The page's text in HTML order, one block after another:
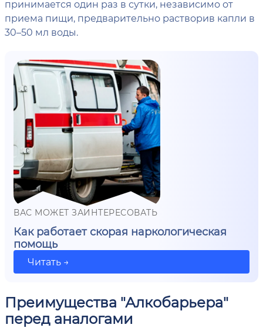
принимается один раз в сутки, независимо от
приема пищи, предварительно растворив капли в
30–50 мл воды.
ВАС МОЖЕТ ЗАИНТЕРЕСОВАТЬ
Как работает скорая наркологическая
помощь
Читать →
Преимущества "Алкобарьера"
перед аналогами